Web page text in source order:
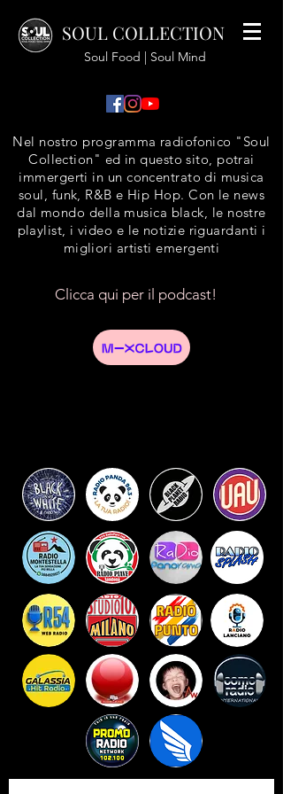
SOUL COLLECTION
Soul Food | Soul Mind
Nel nostro programma radiofonico "Soul
Collection" ed in questo sito, potrai
immergerti in un concentrato di musica
soul, funk, R&B e Hip Hop. Con le news
dal mondo della musica black, le nostre
playlist, i video e le notizie riguardanti i
migliori artisti emergenti
Clicca qui per il podcast!